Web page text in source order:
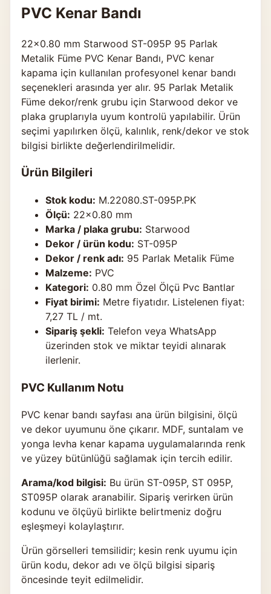
PVC Kenar Bandı
22×0.80 mm Starwood ST-095P 95 Parlak
Metalik Füme PVC Kenar Bandı, PVC kenar
kapama için kullanılan profesyonel kenar bandı
seçenekleri arasında yer alır. 95 Parlak Metalik
Füme dekor/renk grubu için Starwood dekor ve
plaka gruplarıyla uyum kontrolü yapılabilir. Ürün
seçimi yapılırken ölçü, kalınlık, renk/dekor ve stok
bilgisi birlikte değerlendirilmelidir.
Ürün Bilgileri
Stok kodu: M.22080.ST-095P.PK
Ölçü: 22×0.80 mm
Marka / plaka grubu: Starwood
Dekor / ürün kodu: ST-095P
Dekor / renk adı: 95 Parlak Metalik Füme
Malzeme: PVC
Kategori: 0.80 mm Özel Ölçü Pvc Bantlar
Fiyat birimi: Metre fiyatıdır. Listelenen fiyat:
7,27 TL / mt.
Sipariş şekli: Telefon veya WhatsApp
üzerinden stok ve miktar teyidi alınarak
ilerlenir.
PVC Kullanım Notu
PVC kenar bandı sayfası ana ürün bilgisini, ölçü
ve dekor uyumunu öne çıkarır. MDF, suntalam ve
yonga levha kenar kapama uygulamalarında renk
ve yüzey bütünlüğü sağlamak için tercih edilir.
Arama/kod bilgisi: Bu ürün ST-095P, ST 095P,
ST095P olarak aranabilir. Sipariş verirken ürün
kodunu ve ölçüyü birlikte belirtmeniz doğru
eşleşmeyi kolaylaştırır.
Ürün görselleri temsilidir; kesin renk uyumu için
ürün kodu, dekor adı ve ölçü bilgisi sipariş
öncesinde teyit edilmelidir.